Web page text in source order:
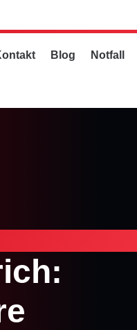
Blog Notfall